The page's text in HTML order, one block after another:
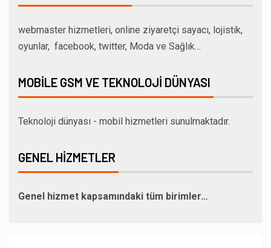
webmaster hizmetleri, online ziyaretçi sayacı, lojistik,
oyunlar, facebook, twitter, Moda ve Sağlık…
MOBILE GSM VE TEKNOLOJI DÜNYASI
Teknoloji dünyası - mobil hizmetleri sunulmaktadır.
GENEL HIZMETLER
Genel hizmet kapsamındaki tüm birimler…